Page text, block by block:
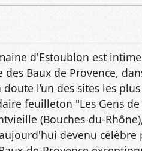
d'Estoublon est
Baux de Provence,
l’un des sites les
feuilleton "Les Gens
(Bouches-du-
devenu célèbre
de-Provence
domaine où Passion